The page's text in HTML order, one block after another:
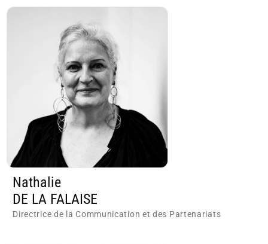
Nathalie
DE LA FALAISE
Directrice de la Communication et des Partenariats